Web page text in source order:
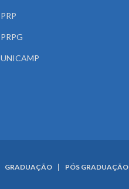
PRP
PRPG
UNICAMP
GRADUAÇÃO PÓS GRADUAÇÃO